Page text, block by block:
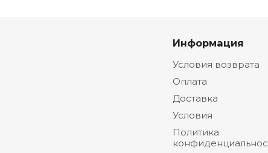
Информация
Условия возврата
Оплата
Доставка
Условия
Политика